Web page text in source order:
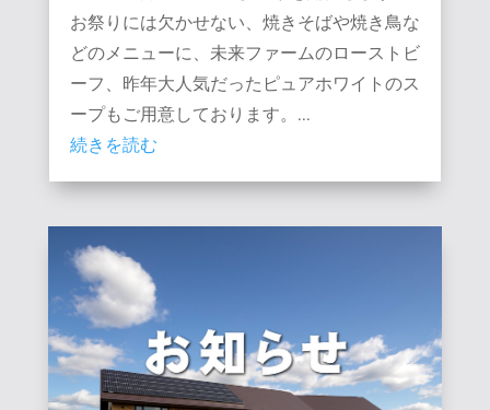
お祭りには欠かせない、焼きそばや焼き鳥な
どのメニューに、未来ファームのローストビ
ーフ、昨年大人気だったピュアホワイトのス
ープもご用意しております。...
続きを読む